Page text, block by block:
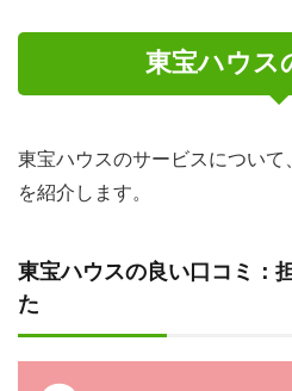
東宝ハウス
東宝ハウスのサービスについて
を紹介します。
東宝ハウスの良い口コミ：
た